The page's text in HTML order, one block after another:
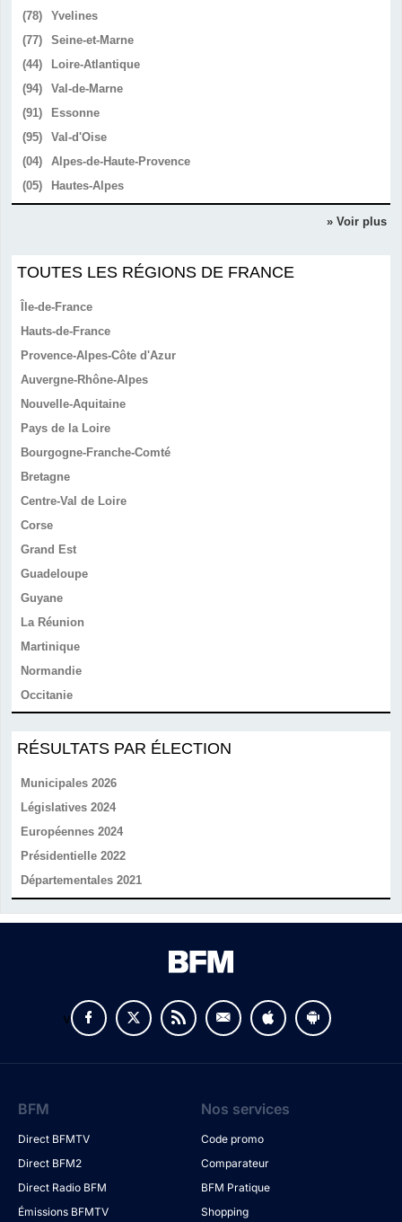
(78)
Yvelines
(77)
Seine-et-Marne
(44)
Loire-Atlantique
(94)
Val-de-Marne
(91)
Essonne
(95)
Val-d'Oise
(04)
Alpes-de-Haute-Provence
(05)
Hautes-Alpes
» Voir plus
TOUTES LES RÉGIONS DE FRANCE
Île-de-France
Hauts-de-France
Provence-Alpes-Côte d'Azur
Auvergne-Rhône-Alpes
Nouvelle-Aquitaine
Pays de la Loire
Bourgogne-Franche-Comté
Bretagne
Centre-Val de Loire
Corse
Grand Est
Guadeloupe
Guyane
La Réunion
Martinique
Normandie
Occitanie
RÉSULTATS PAR ÉLECTION
Municipales 2026
Législatives 2024
Européennes 2024
Présidentielle 2022
Départementales 2021
v
BFM
Direct BFMTV
Direct BFM2
Direct Radio BFM
Émissions BFMTV
Nos services
Code promo
Comparateur
BFM Pratique
Shopping